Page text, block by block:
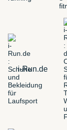
i-Run.de